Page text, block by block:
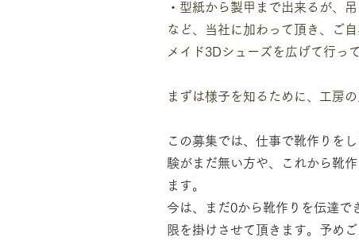
・型紙から製甲まで出来るが、
など、当社に加わって頂き、ご
メイド3Dシューズを広げて行っ
まずは様子を知るために、工房
この募集では、仕事で靴作りを
験がまだ無い方や、これから靴
ます。
今は、まだ0から靴作りを伝達で
限を掛けさせて頂きます。予めご